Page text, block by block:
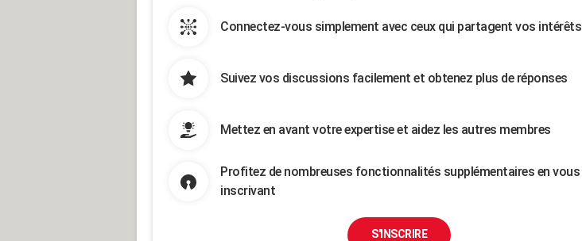
Connectez-vous simplement avec ceux qui partagent vos intérêts
Suivez vos discussions facilement et obtenez plus de réponses
Mettez en avant votre expertise et aidez les autres membres
Profitez de nombreuses fonctionnalités supplémentaires en vous
inscrivant
S'INSCRIRE